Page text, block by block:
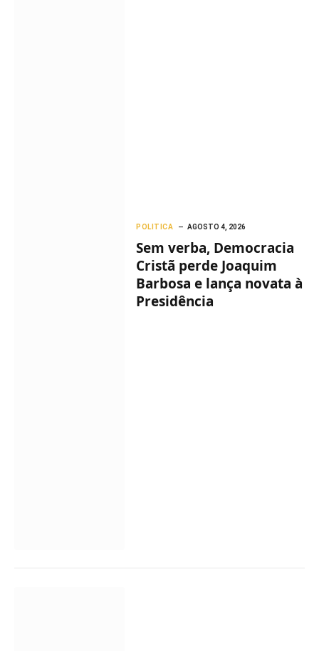
POLITICA AGOSTO 4, 2026
Sem verba, Democracia
Cristã perde Joaquim
Barbosa e lança novata à
Presidência